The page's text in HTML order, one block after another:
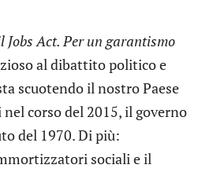
Act. Per un garantismo
al dibattito politico e
scuotendo il nostro Paese
corso del 2015, il governo
del 1970. Di più:
sociali e il